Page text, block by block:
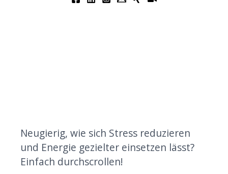
Neugierig, wie sich Stress reduzieren
und Energie gezielter einsetzen lässt?
Einfach durchscrollen!